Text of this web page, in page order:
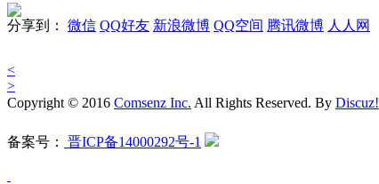
分享到： 微信 QQ好友 新浪微博 QQ空间 腾讯微博 人人网
<
>
Copyright © 2016 Comsenz Inc. All Rights Reserved. By Discuz!
备案号： 晋ICP备14000292号-1